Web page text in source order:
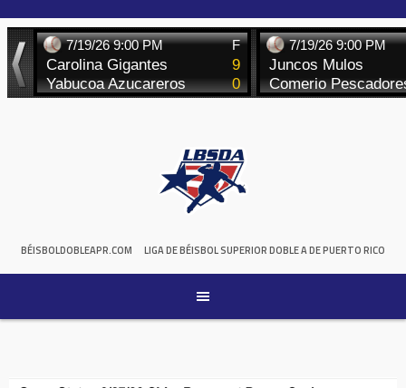
to
content
BÉISBOLDOBLEAPR.COM LIGA DE BÉISBOL SUPERIOR DOBLE A DE PUERTO RICO